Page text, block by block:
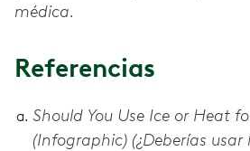
médica.
Referencias
Should You Use Ice or Heat
(Infographic) (¿Deberías